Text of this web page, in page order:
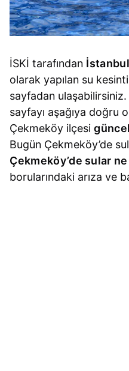
İSKİ tarafından
olarak yapılan su
sayfadan
sayfayı aşağıya doğru
Çekmeköy ilçesi
Bugün Çekmeköy’de
Çekmeköy’de sular
borularındaki arıza ve